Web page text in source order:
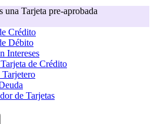
una Tarjeta pre-aprobada
Crédito
Débito
Intereses
de Crédito
Tarjetero
de Tarjetas